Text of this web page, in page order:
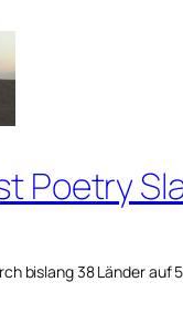
Poetry
bislang 38 Länder auf